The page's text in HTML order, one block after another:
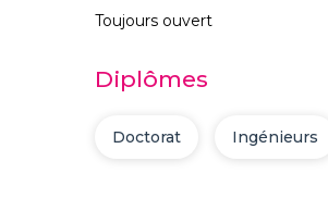
Toujours ouvert
Diplômes
Doctorat Ingénieurs